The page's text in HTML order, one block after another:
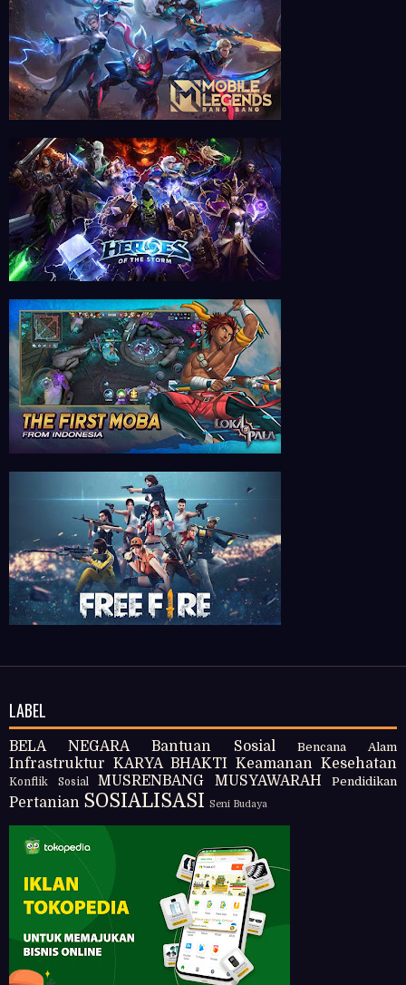
LABEL
BELA NEGARA Bantuan Sosial Bencana Alam
Infrastruktur KARYA BHAKTI Keamanan Kesehatan
Konflik Sosial MUSRENBANG MUSYAWARAH Pendidikan
Pertanian SOSIALISASI Seni Budaya